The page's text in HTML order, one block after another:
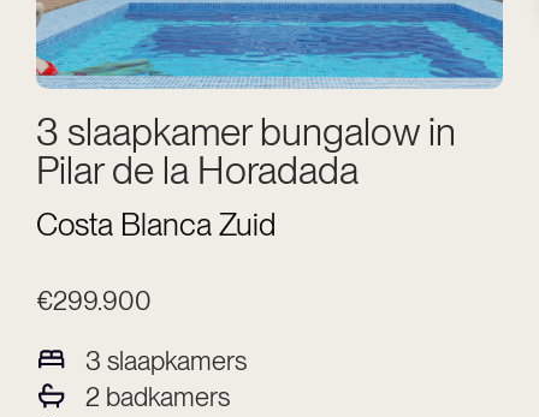
3 slaapkamer bungalow in
Pilar de la Horadada
Costa Blanca Zuid
€299.900
3 slaapkamers
2 badkamers